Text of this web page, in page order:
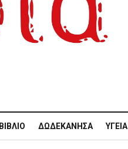
ΒΙΒΛΊΟ ΔΩΔΕΚΆΝΗΣΑ ΥΓΕΊΑ